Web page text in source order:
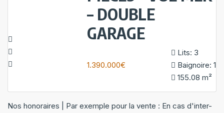
– DOUBLE
GARAGE
1.390.000€
Lits: 3
Baignoire: 1
155.08 m²
Nos honoraires | Par exemple pour la vente : En cas d'inter-